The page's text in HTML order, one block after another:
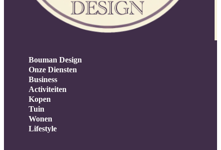
Bouman Design
Onze Diensten
Business
Activiteiten
Kopen
Tuin
Wonen
Lifestyle